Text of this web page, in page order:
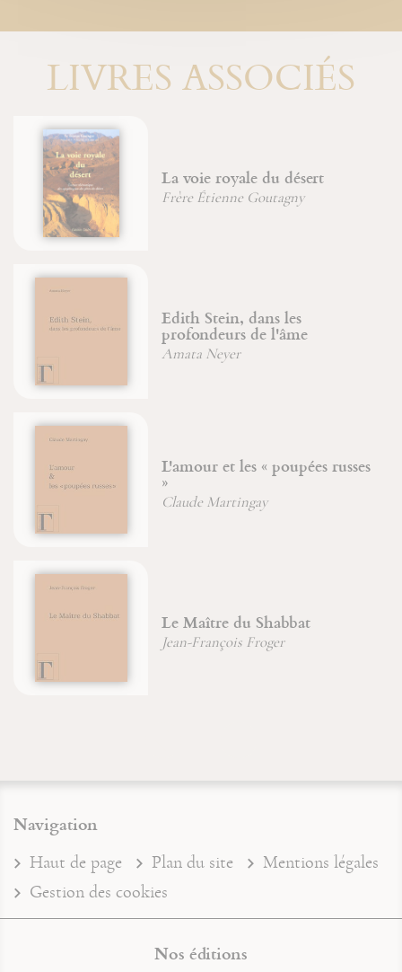
LIVRES ASSOCIÉS
La voie royale du désert
Frère Étienne Goutagny
Edith Stein, dans les
profondeurs de l'âme
L'amour et les « poupées russes
»
Claude Martingay
Le Maître du Shabbat
Jean-François Froger
Navigation
Haut de page Plan du site
Mentions légales
Gestion des cookies
Nos éditions